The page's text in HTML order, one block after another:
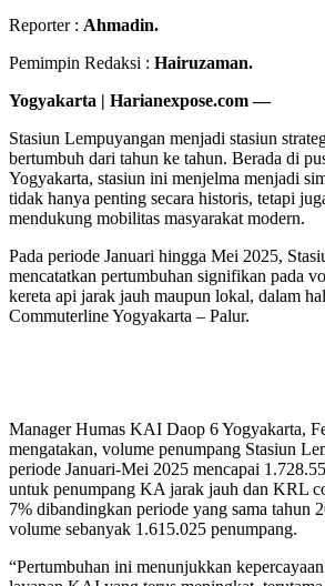
Reporter : Ahmadin.
Pemimpin Redaksi : Hairuzaman.
Yogyakarta | Harianexpose.com —
Stasiun Lempuyangan menjadi stasiun
bertumbuh dari tahun ke tahun. Berada di
Yogyakarta, stasiun ini menjelma menjadi
tidak hanya penting secara historis, tetapi
mendukung mobilitas masyarakat modern.
Pada periode Januari hingga Mei 2025,
mencatatkan pertumbuhan signifikan pada
kereta api jarak jauh maupun lokal, dalam
Commuterline Yogyakarta – Palur.
Manager Humas KAI Daop 6 Yogyakarta,
mengatakan, volume penumpang Stasiun
periode Januari-Mei 2025 mencapai
untuk penumpang KA jarak jauh dan KRL
7% dibandingkan periode yang sama tahun
volume sebanyak 1.615.025 penumpang.
“Pertumbuhan ini menunjukkan